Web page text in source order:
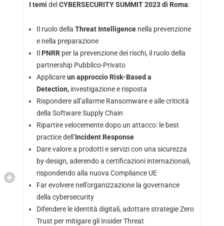
I temi del CYBERSECURITY SUMMIT 2023 di Roma:
Il ruolo della Threat Intelligencenella prevenzione
e nella preparazione
Il PNRRper la prevenzione dei rischi, il ruolo della
partnership Pubblico-Privato
Applicareun approccio Risk-Based a
Detection,investigazione e risposta
Rispondere all’allarme Ransomware e alle criticità
della Software Supply Chain
Ripartire velocemente dopo un attacco: le best
practice dell’Incident Response
Dare valore a prodotti e servizi con una sicurezza
by-design, aderendo a certificazioni internazionali,
rispondendo alla nuova Compliance UE
Far evolvere nell’organizzazione la governance
della cybersecurity
Difendere le identità digitali, adottare strategie Zero
Trust per mitigare gli Insider Threat